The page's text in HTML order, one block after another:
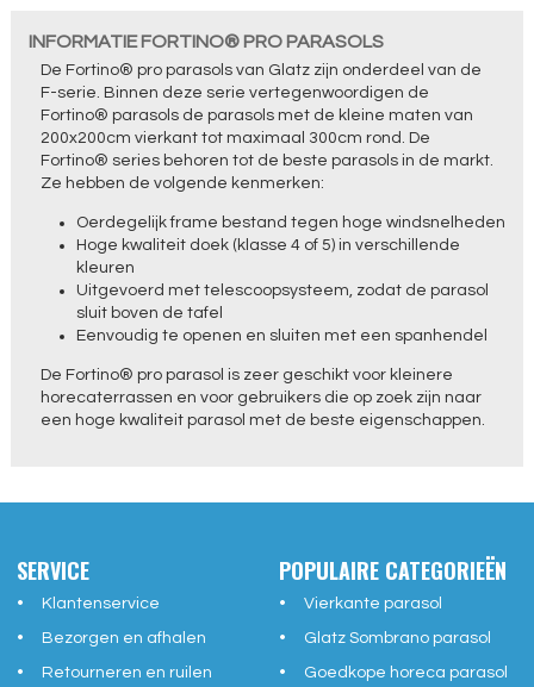
INFORMATIE FORTINO® PRO PARASOLS
De Fortino® pro parasols van Glatz zijn onderdeel van de
F-serie. Binnen deze serie vertegenwoordigen de
Fortino® parasols de parasols met de kleine maten van
200x200cm vierkant tot maximaal 300cm rond. De
Fortino® series behoren tot de beste parasols in de markt.
Ze hebben de volgende kenmerken:
Oerdegelijk frame bestand tegen hoge windsnelheden
Hoge kwaliteit doek (klasse 4 of 5) in verschillende
kleuren
Uitgevoerd met telescoopsysteem, zodat de parasol
sluit boven de tafel
Eenvoudig te openen en sluiten met een spanhendel
De Fortino® pro parasol is zeer geschikt voor kleinere
horecaterrassen en voor gebruikers die op zoek zijn naar
een hoge kwaliteit parasol met de beste eigenschappen.
SERVICE
Klantenservice
Bezorgen en afhalen
Retourneren en ruilen
POPULAIRE CATEGORIEËN
Vierkante parasol
Glatz Sombrano parasol
Goedkope horeca parasol